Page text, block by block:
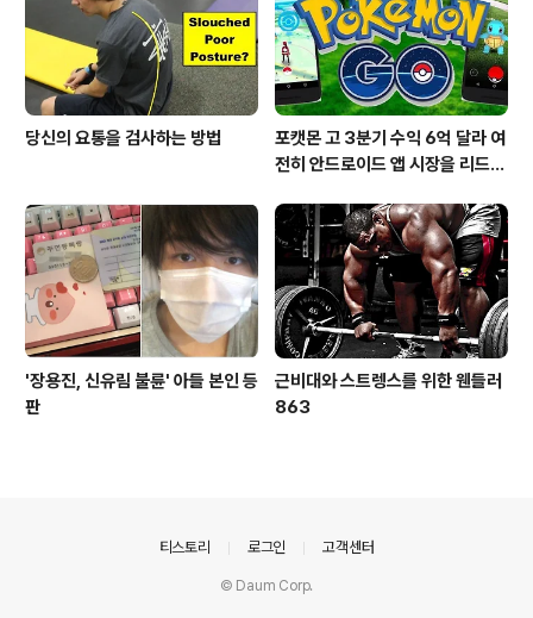
당신의 요통을 검사하는 방법
포캣몬 고 3분기 수익 6억 달라 여
전히 안드로이드 앱 시장을 리드
'장용진, 신유림 불륜' 아들 본인 등
판
근비대와 스트렝스를 위한 웬들러
863
티스토리 로그인 고객센터
© Daum Corp.